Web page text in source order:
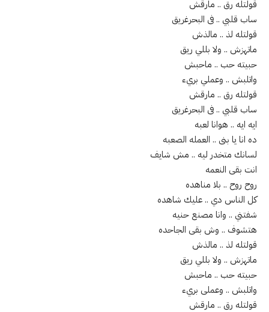
قولتله رق .. مارقش
ساب قلبي .. فى البحرغريق
قولتله لذ .. مالذش
ماتهزش .. ولا بللي ريق
حبيته حب .. ماحبش
واتلبش .. وعملي بريء
قولتله رق .. مارقش
ساب قلبي .. فى البحرغريق
ايه ايه .. هوانا لعبه
ده انا يا بنى .. العمله الصعبه
لسانك متخدر ليه .. مش شايف
انت بقى النعمه
روح روح .. بلا مناهده
كل الناس دي .. عليك شاهده
شفتني .. وانا مصنع حنيه
هتشوف .. وش بقى الجاحده
قولتله لذ .. مالذش
ماتهزش .. ولا بللي ريق
حبيته حب .. ماحبش
واتلبش .. وعملى بريء
قولتله رق .. مارقش